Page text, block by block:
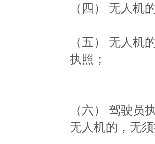
（四） 无人机
（五） 无人机
执照；
（六） 驾驶员
无人机的，无